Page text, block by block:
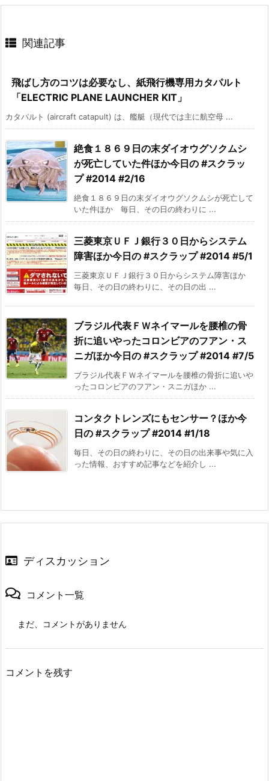
関連記事
飛ばし方のコツは必要なし、紙飛行機専用カタパルト
「ELECTRIC PLANE LAUNCHER KIT」
カタパルト (aircraft catapult) は、艦艇（現代では主に航空母 ...
絶食１８６９日の末ダイオウグソクムシ
が死亡していた件ほか今日の #スクラッ
プ #2014 #2/16
絶食１８６９日の末ダイオウグソクムシが死亡して
いた件ほか 毎日、その日の終わりに ...
三菱東京ＵＦＪ銀行３０日からシステム
障害ほか今日の #スクラップ #2014 #5/1
三菱東京ＵＦＪ銀行３０日からシステム障害ほか
毎日、その日の終わりに、その日の出 ...
ブラジル代表ＦＷネイマールを腰椎の骨
折に追いやったコロンビアのフアン・ス
ニガほか今日の #スクラップ #2014 #7/5
ブラジル代表ＦＷネイマールを腰椎の骨折に追いや
ったコロンビアのフアン・スニガほか ...
コンタクトレンズにもセンサー？ほか今
日の #スクラップ #2014 #1/18
毎日、その日の終わりに、その日の出来事や気に入
った情報、おすすめ記事などを紹介し ...
ディスカッション
コメント一覧
まだ、コメントがありません
コメントを残す